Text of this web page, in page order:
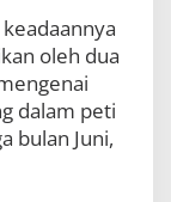
oleh dua
dalam peti
bulan Juni,